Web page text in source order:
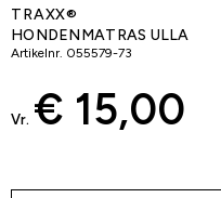
TRAXX®
HONDENMATRAS ULLA
Artikelnr. 055579-73
Vr. € 15,00